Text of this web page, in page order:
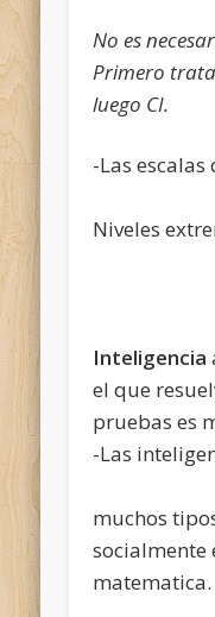
No es
Primero
luego CI.
-Las
Niveles
Inteligencia
el que
pruebas es
-Las
muchos
socialmente
matematica.